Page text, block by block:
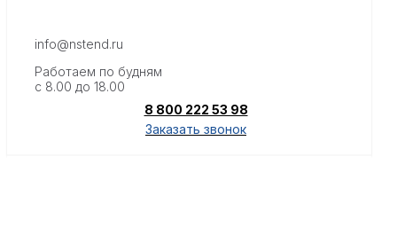
info@nstend.ru
Работаем по будням
с 8.00 до 18.00
8 800 222 53 98
Заказать звонок